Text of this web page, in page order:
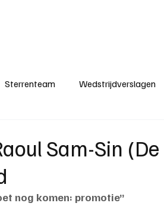
Sterrenteam Wedstrijdverslagen
ploeg
Sam-Sin
nog komen: promotie”